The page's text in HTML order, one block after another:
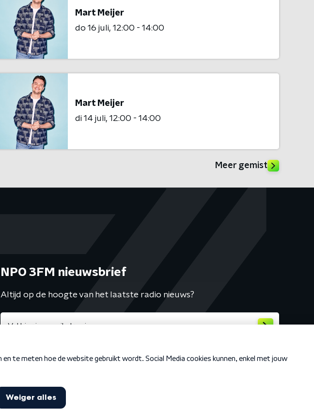
Mart Meijer
do 16 juli 12:00 - 14:00
Mart Meijer
di 14 juli 12:00 - 14:00
Meer gemist
NPO 3FM nieuwsbrief
Altijd op de hoogte van het laatste radio nieuws?